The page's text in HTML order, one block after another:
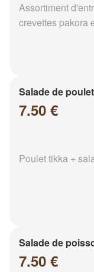
Assortiment
crevettes pakora
Salade de poulet
7.50 €
Poulet tikka +
Salade de
7.50 €